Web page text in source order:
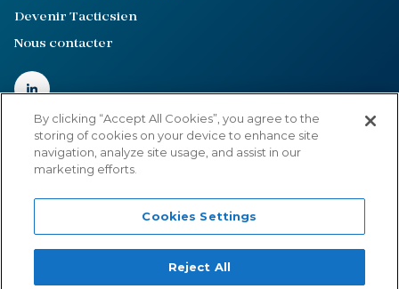
Devenir Tacticsien
Nous contacter
©2022-2026Tactics
Mentions légales
Site internet créé par :Adveris
By clicking “Accept All Cookies”, you agree to the
storing of cookies on your device to enhance site
navigation, analyze site usage, and assist in our
marketing efforts.
Cookies Settings
Reject All